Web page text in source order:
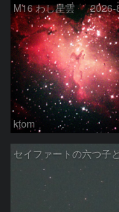
M16 わし星雲 2026-
ktom